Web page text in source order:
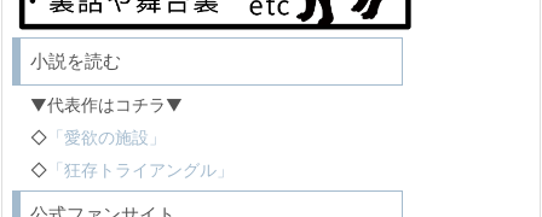
小説を読む
▼代表作はコチラ▼
◇ 「愛欲の施設」
◇ 「狂存トライアングル」